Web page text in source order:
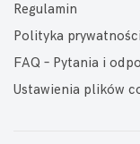
Regulamin
Polityka prywatności
FAQ – Pytania i
Ustawienia plików